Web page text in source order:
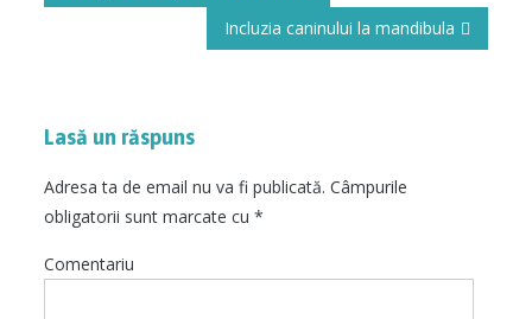
articole
Incluzia caninului la mandibula
Lasă un răspuns
Adresa ta de email nu va fi publicată. Câmpurile
obligatorii sunt marcate cu*
Comentariu